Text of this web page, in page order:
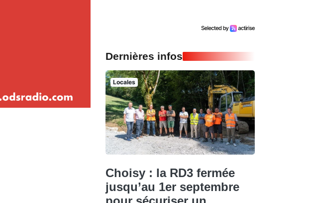
Dernières infos
Locales
Choisy : la RD3 fermée
jusqu’au 1er septembre